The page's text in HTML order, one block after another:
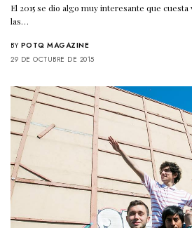
El 2015 se dio algo muy interesante que
las…
BY POTQ MAGAZINE
29 DE OCTUBRE DE 2015